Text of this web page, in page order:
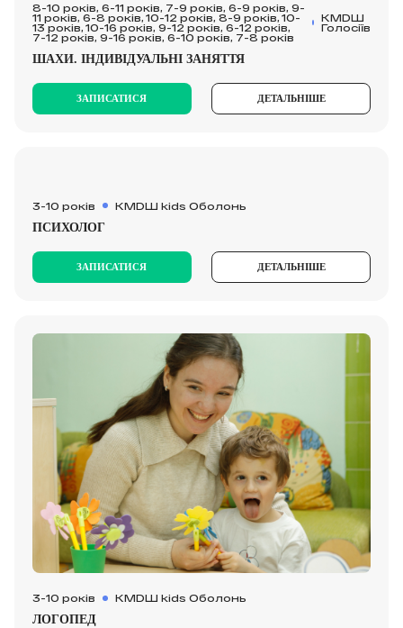
8-10 років, 6-11 років, 7-9 років, 6-9 років, 9-
11 років, 6-8 років, 10-12 років, 8-9 років, 10-
13 років, 10-16 років, 9-12 років, 6-12 років,
7-12 років, 9-16 років, 6-10 років, 7-8 років
КМDШ
Голосіїв
ШАХИ. ІНДИВІДУАЛЬНІ ЗАНЯТТЯ
ЗАПИСАТИСЯ ДЕТАЛЬНІШЕ
3-10 років KMDШ kids Оболонь
ПСИХОЛОГ
ЗАПИСАТИСЯ ДЕТАЛЬНІШЕ
3-10 років KMDШ kids Оболонь
ЛОГОПЕД